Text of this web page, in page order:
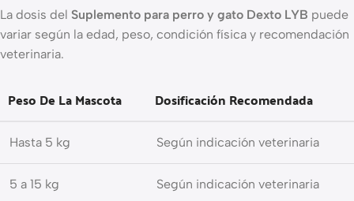
La dosis del Suplemento para perro y gato Dexto LYB puede
variar según la edad, peso, condición física y recomendación
veterinaria.
Peso De La Mascota Dosificación Recomendada
Hasta 5 kg Según indicación veterinaria
5 a 15 kg Según indicación veterinaria